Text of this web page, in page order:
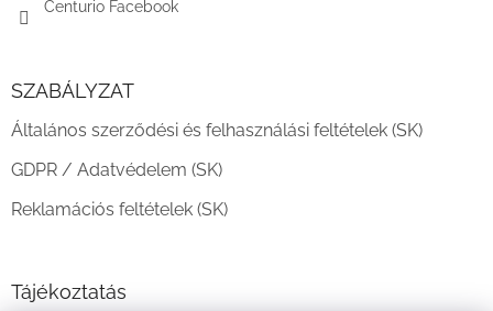
Centurio Facebook
SZABÁLYZAT
Általános szerződési és felhasználási feltételek (SK)
GDPR / Adatvédelem (SK)
Reklamációs feltételek (SK)
Tájékoztatás